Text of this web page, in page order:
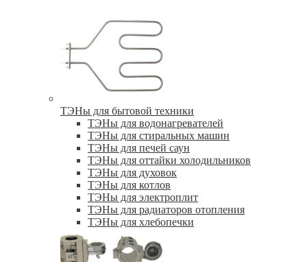
ТЭНы для бытовой техники
ТЭНы для водонагревателей
ТЭНы для стиральных машин
ТЭНы для печей саун
ТЭНы для оттайки холодильников
ТЭНы для духовок
ТЭНы для котлов
ТЭНы для электроплит
ТЭНы для радиаторов отопления
ТЭНы для хлебопечки